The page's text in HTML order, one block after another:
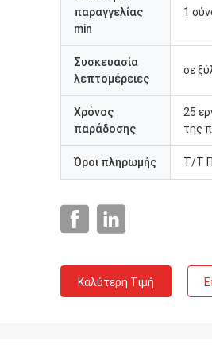
παραγγελίας
min
1
Συσκευασία
λεπτομέρειες
σε
Χρόνος
παράδοσης
25
της
Όροι πληρωμής Τ/Τ
Καλύτερη Τιμή